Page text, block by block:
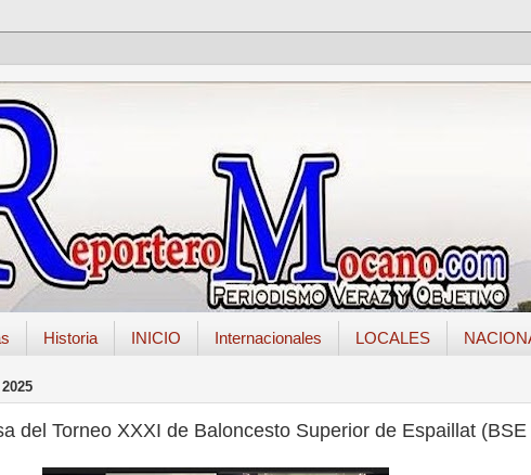
Historia INICIO Internacionales LOCALES
del Torneo XXXI de Baloncesto Superior de Espaillat (BSE